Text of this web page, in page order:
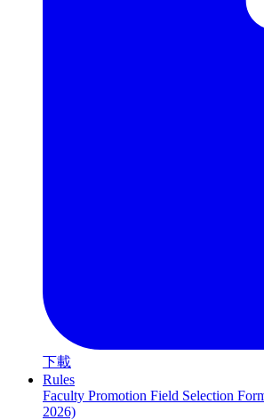
下載
Rules
Faculty Promotion Field Selection
2026)